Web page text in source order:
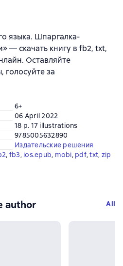
языка. Шпаргалка-
— скачать книгу в fb2, txt,
Оставляйте
голосуйте за
6+
06 April 2022
18 p. 17 illustrations
9785005632890
Издательские решения
, fb3, ios.epub, mobi, pdf, txt, zip
author All